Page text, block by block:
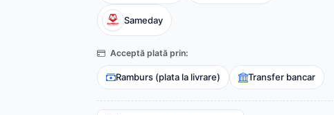
Sameday
Acceptă plată prin:
Ramburs (plata la livrare) Transfer bancar